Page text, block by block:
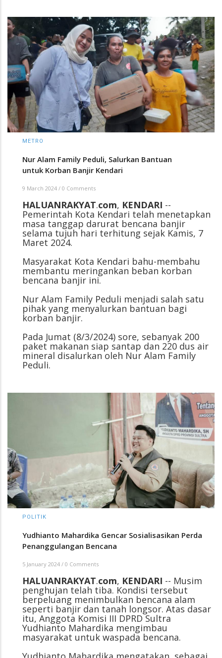
METRO
Nur Alam Family Peduli, Salurkan Bantuan
untuk Korban Banjir Kendari
9 March 2024 / 0 Comments
HALUANRAKYAT.com, KENDARI --
Pemerintah Kota Kendari telah menetapkan
masa tanggap darurat bencana banjir
selama tujuh hari terhitung sejak Kamis, 7
Maret 2024.
Masyarakat Kota Kendari bahu-membahu
membantu meringankan beban korban
bencana banjir ini.
Nur Alam Family Peduli menjadi salah satu
pihak yang menyalurkan bantuan bagi
korban banjir.
Pada Jumat (8/3/2024) sore, sebanyak 200
paket makanan siap santap dan 220 dus air
mineral disalurkan oleh Nur Alam Family
Peduli.
POLITIK
Yudhianto Mahardika Gencar Sosialisasikan Perda
Penanggulangan Bencana
5 January 2024 / 0 Comments
HALUANRAKYAT.com, KENDARI -- Musim
penghujan telah tiba. Kondisi tersebut
berpeluang menimbulkan bencana alam
seperti banjir dan tanah longsor. Atas dasar
itu, Anggota Komisi III DPRD Sultra
Yudhianto Mahardika mengimbau
masyarakat untuk waspada bencana.